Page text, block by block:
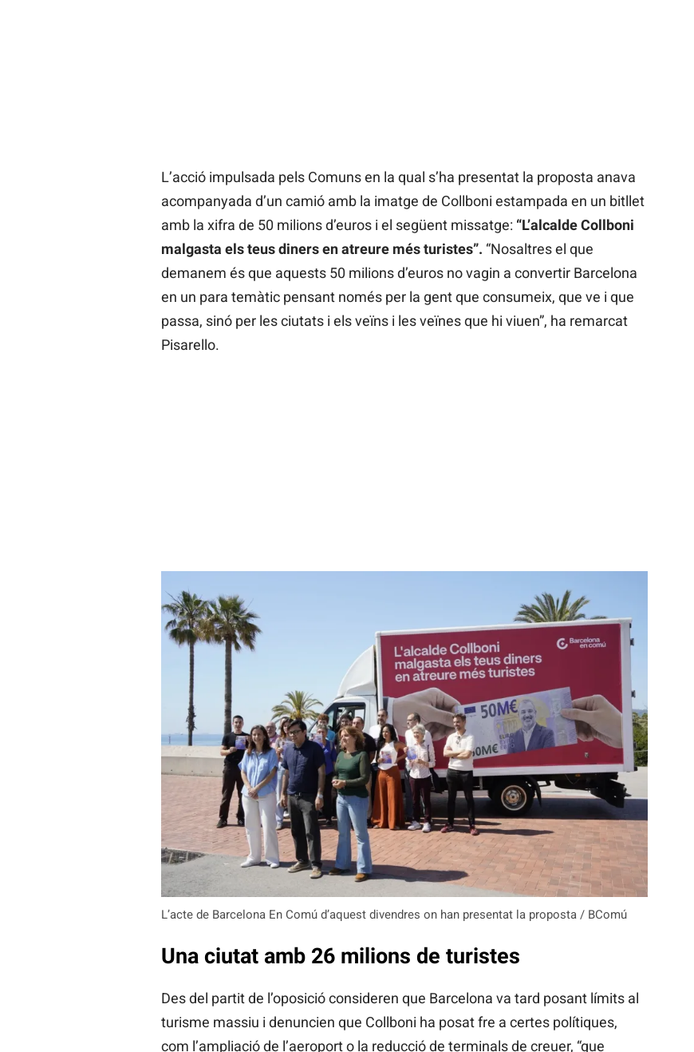
L’acció impulsada pels Comuns en la qual s’ha presentat la proposta anava
acompanyada d’un camió amb la imatge de Collboni estampada en un bitllet
amb la xifra de 50 milions d’euros i el següent missatge: “L’alcalde Collboni
malgasta els teus diners en atreure més turistes”. “Nosaltres el que
demanem és que aquests 50 milions d’euros no vagin a convertir Barcelona
en un para temàtic pensant només per la gent que consumeix, que ve i que
passa, sinó per les ciutats i els veïns i les veïnes que hi viuen”, ha remarcat
Pisarello.
L’acte de Barcelona En Comú d’aquest divendres on han presentat la proposta / BComú
Una ciutat amb 26 milions de turistes
Des del partit de l’oposició consideren que Barcelona va tard posant límits al
turisme massiu i denuncien que Collboni ha posat fre a certes polítiques,
com l’ampliació de l’aeroport o la reducció de terminals de creuer, “que